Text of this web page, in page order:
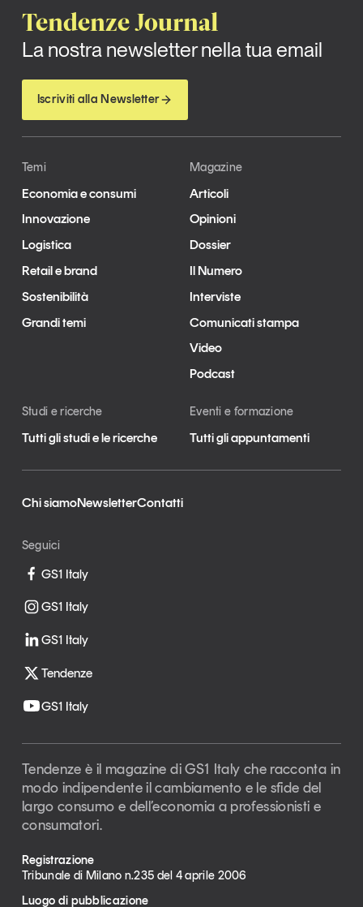
Tendenze Journal
La nostra newsletter nella tua email
Iscriviti alla Newsletter
Temi
Economia e consumi
Innovazione
Logistica
Retail e brand
Sostenibilità
Grandi temi
Magazine
Articoli
Opinioni
Dossier
Il Numero
Interviste
Comunicati stampa
Video
Podcast
Studi e ricerche
Tutti gli studi e le ricerche
Eventi e formazione
Tutti gli appuntamenti
Chi siamoNewsletterContatti
Seguici
GS1 Italy
GS1 Italy
GS1 Italy
Tendenze
GS1 Italy
Tendenze è il magazine di GS1 Italy che racconta in
modo indipendente il cambiamento e le sfide del
largo consumo e dell’economia a professionisti e
consumatori.
Registrazione
Tribunale di Milano n.235 del 4 aprile 2006
Luogo di pubblicazione